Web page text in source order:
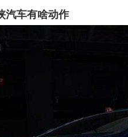
汽车有啥动作